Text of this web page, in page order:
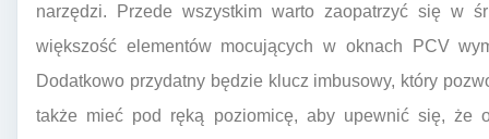
narzędzi. Przede wszystkim warto zaopatrzyć się w
większość elementów mocujących w oknach PCV
Dodatkowo przydatny będzie klucz imbusowy, który
także mieć pod ręką poziomicę, aby upewnić się, że